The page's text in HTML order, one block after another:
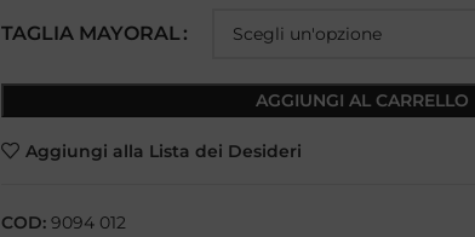
TAGLIA MAYORAL
AGGIUNGI AL CARRELLO
Aggiungi alla Lista dei Desideri
COD: 9094 012